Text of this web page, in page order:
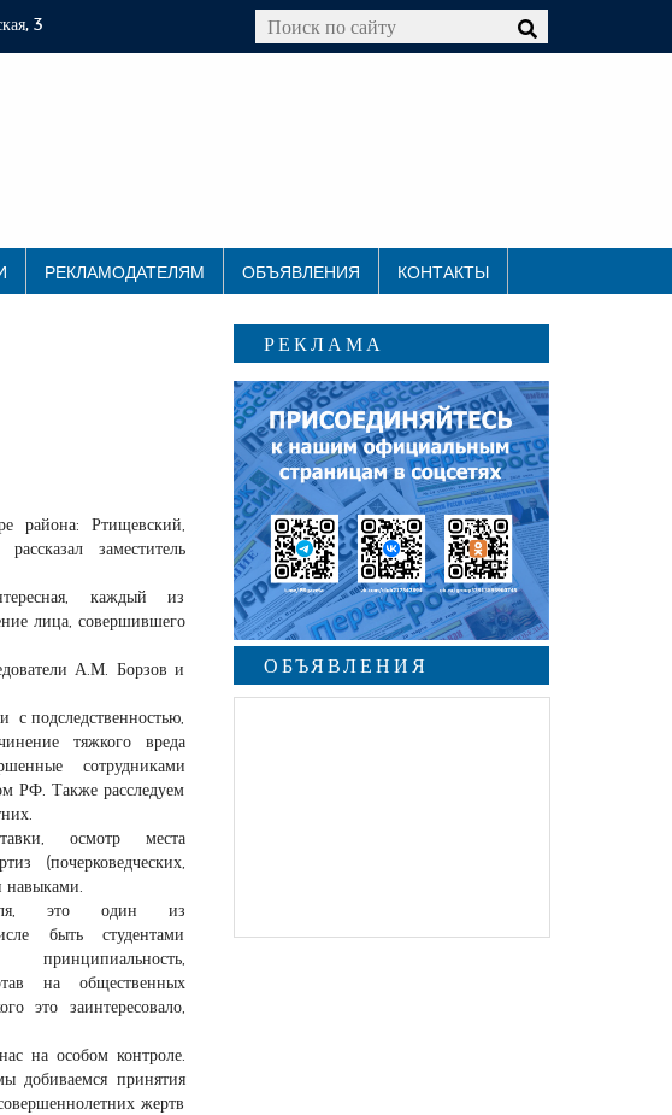
3
РЕКЛАМОДАТЕЛЯМ ОБЪЯВЛЕНИЯ КОНТАКТЫ
района: Ртищевский,
заместитель
каждый из
лица, совершившего
А.М. Борзов и
подследственностью,
тяжкого вреда
сотрудниками
РФ. Также расследуем
осмотр места
(почерковедческих,
навыками.
это один из
быть студентами
на общественных
это заинтересовало,
на особом контроле.
добиваемся принятия
жертв
РЕКЛАМА
ОБЪЯВЛЕНИЯ